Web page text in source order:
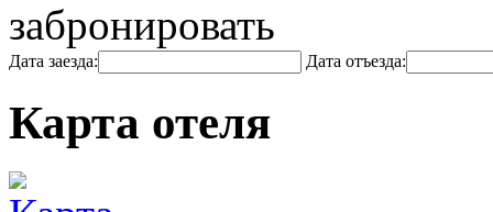
забронировать
Дата заезда: Дата отъезда:
Карта отеля